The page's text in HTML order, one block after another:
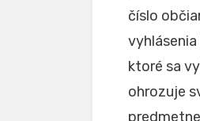
číslo
ktoré sa
ohrozuje